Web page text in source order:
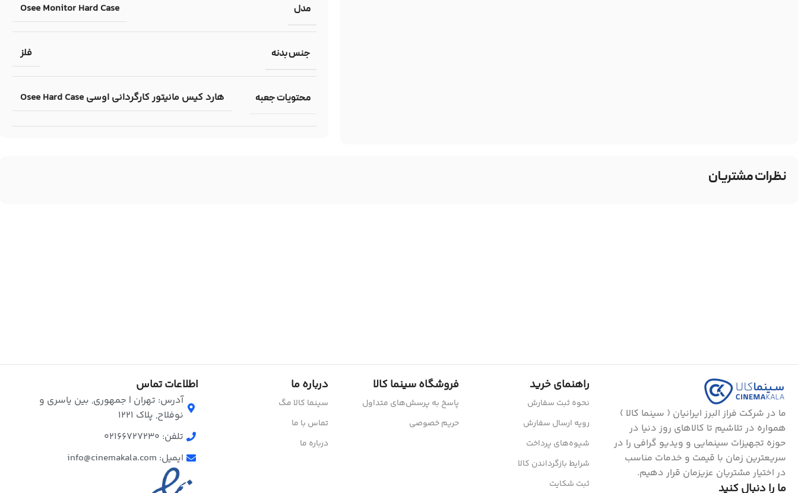
مدل Osee Monitor Hard Case
جنس بدنه فلز
محتویات جعبه هارد کیس مانیتور کارگردانی اوسی Osee Hard Case
نظرات مشتریان
ما در شرکت فراز البرز ایرانیان ( سینما کالا )
همواره در تلاشیم تا کالاهای روز دنیا در
حوزه تجهیزات سینمایی و ویدیو گرافی را در
سریعترین زمان با قیمت و خدمات مناسب
در اختیار مشتریان عزیزمان قرار دهیم.
ما را دنبال کنید
راهنمای خرید
نحوه ثبت سفارش
رویه ارسال سفارش
شیوه‌های پرداخت
شرایط بازگرداندن کالا
ثبت شکایت
فروشگاه سینما کالا
پاسخ به پرسش‌های متداول
حریم خصوصی
درباره ما
سینما کالا مگ
تماس با ما
درباره ما
اطلاعات تماس
آدرس: تهران | جمهوری, بین یاسری و
نوفلاح, پلاک ۱۲۲۱
تلفن: 02166727230
ایمیل: info@cinemakala.com